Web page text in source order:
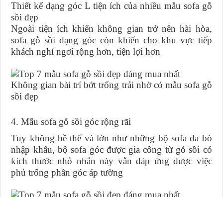
Thiết kế dạng góc L tiện ích của nhiều mẫu sofa gỗ
sồi đẹp
Ngoài tiện ích khiến không gian trở nên hài hòa,
sofa gỗ sồi dạng góc còn khiến cho khu vực tiếp
khách nghỉ ngơi rộng hơn, tiện lợi hơn
Không gian bài trí bớt trống trải nhờ có mẫu sofa gỗ
sồi đẹp
4. Mẫu sofa gỗ sồi góc rộng rãi
Tuy không bề thế và lớn như những bộ sofa da bò
nhập khẩu, bộ sofa góc được gia công từ gỗ sồi có
kích thước nhỏ nhắn này vẫn đáp ứng được việc
phủ trống phần góc áp tường